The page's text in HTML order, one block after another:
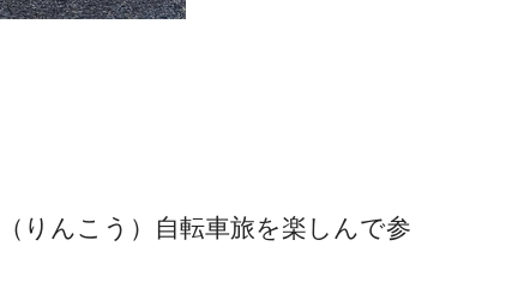
（ りんこう ）
自転車旅を楽しんで参